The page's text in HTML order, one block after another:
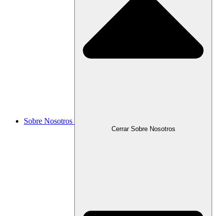
Sobre Nosotros
Cerrar Sobre Nosotros